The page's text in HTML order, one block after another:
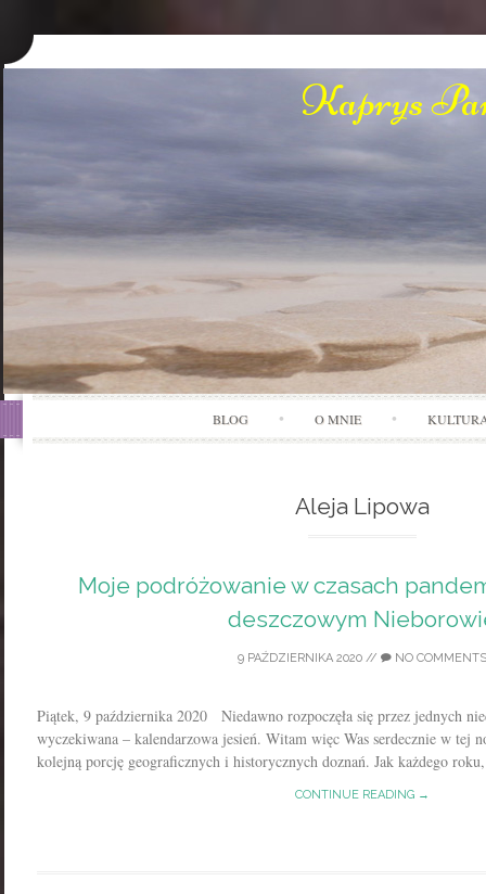
Kaprys
BLOG O MNIE
Aleja Lipowa
Moje podróżowanie w czasach
deszczowym
9 PAŹDZIERNIKA 2020 // NO COMMENTS
Piątek, 9 października 2020 Niedawno rozpoczęła się przez jednych
wyczekiwana – kalendarzowa jesień. Witam więc Was serdecznie w tej
kolejną porcję geograficznych i historycznych doznań. Jak każdego
CONTINUE READING →